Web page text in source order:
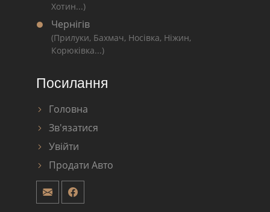
Хотин...)
Чернігів
(Прилуки, Бахмач, Носівка, Ніжин,
Корюківка...)
Посилання
Головна
Зв'язатися
Увійти
Продати Авто